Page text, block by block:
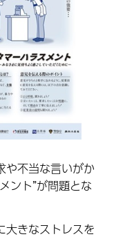
や不当な言いがか
ント”が問題とな
大きなストレスを